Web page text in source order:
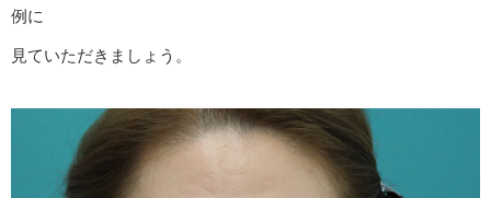
例に
見ていただきましょう。